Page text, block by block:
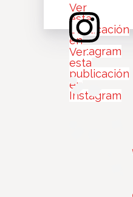
Ver
esta
publicación
en
Instagram
Ver
esta
publicación
en
Instagram